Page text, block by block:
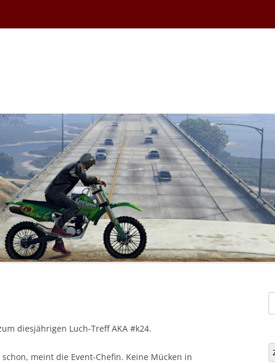
diesjährigen Luch-Treff AKA #k24.
schon, meint die Event-Chefin. Keine Mücken in